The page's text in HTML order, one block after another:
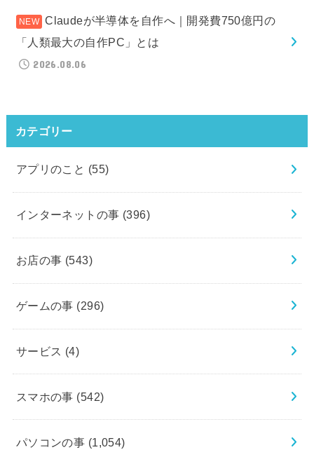
Claudeが半導体を自作へ｜開発費750億円の
「人類最大の自作PC」とは
2026.08.06
カテゴリー
アプリのこと (55)
インターネットの事 (396)
お店の事 (543)
ゲームの事 (296)
サービス (4)
スマホの事 (542)
パソコンの事 (1,054)